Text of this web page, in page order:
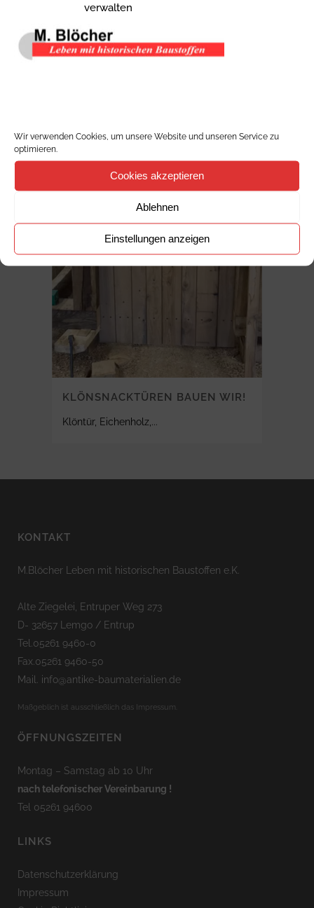
verwalten
Wir verwenden Cookies, um unsere Website und unseren Service zu
optimieren.
Cookies akzeptieren
Ablehnen
Einstellungen anzeigen
GARTENPAVILLION MODELL
ROCHEN
Gartenpavillion Rochen...
KLÖNSNACKTÜREN BAUEN WIR!
Klöntür, Eichenholz,...
KONTAKT
M.Blöcher Leben mit historischen Baustoffen e.K.
Alte Ziegelei, Entruper Weg 273
D- 32657 Lemgo / Entrup
Tel.05261 9460-0
Fax.05261 9460-50
Mail. info@antike-baumaterialien.de
Maßgeblich ist ausschließlich das Impressum.
ÖFFNUNGSZEITEN
Montag – Samstag ab 10 Uhr
nach telefonischer Vereinbarung !
Tel 05261 94600
LINKS
Datenschutzerklärung
Impressum